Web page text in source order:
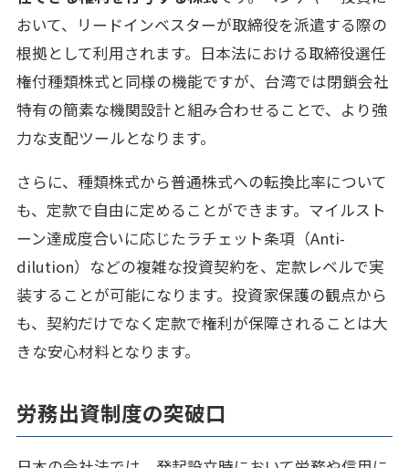
おいて、リードインベスターが取締役を派遣する際の
根拠として利用されます。日本法における取締役選任
権付種類株式と同様の機能ですが、台湾では閉鎖会社
特有の簡素な機関設計と組み合わせることで、より強
力な支配ツールとなります。
さらに、種類株式から普通株式への転換比率について
も、定款で自由に定めることができます。マイルスト
ーン達成度合いに応じたラチェット条項（Anti-
dilution）などの複雑な投資契約を、定款レベルで実
装することが可能になります。投資家保護の観点から
も、契約だけでなく定款で権利が保障されることは大
きな安心材料となります。
労務出資制度の突破口